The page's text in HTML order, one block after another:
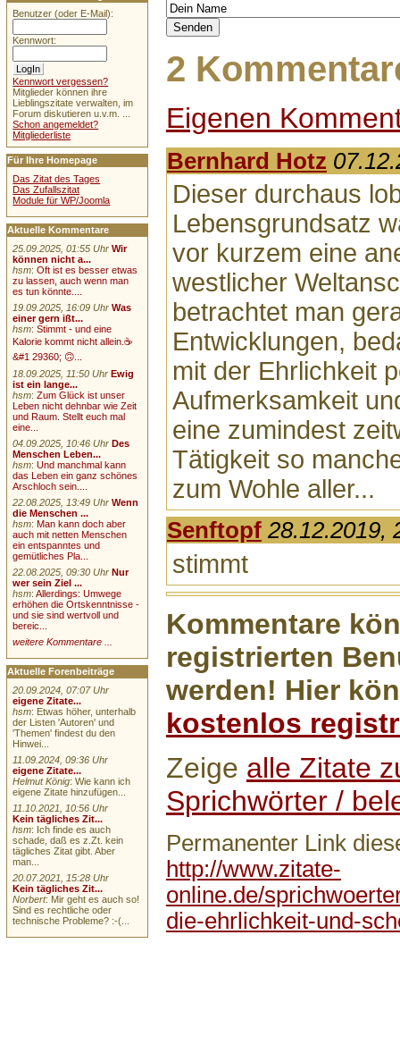
2
Eigenen
Bernhard Hotz
Dieser durchaus
Lebensgrundsatz
vor kurzem eine
westlicher
betrachtet man
Entwicklungen,
mit der Ehrlichkeit
Aufmerksamkeit
eine zumindest
Tätigkeit so
zum Wohle aller...
Senftopf 28.12.2019,
stimmt
Kommentare
registrierten
werden! Hier
kostenlos
Zeige alle Zitate
Sprichwörter /
Permanenter Link
http://www.zitate-
online.de/
die-ehrlichkeit-und-
Benutzer (oder E-Mail):
Kennwort:
Kennwort vergessen?
Mitglieder können ihre
Lieblingszitate verwalten, im
Forum diskutieren u.v.m. ...
Schon angemeldet?
Mitgliederliste
Für Ihre Homepage
Das Zitat des Tages
Das Zufallszitat
Module für WP/Joomla
Aktuelle Kommentare
25.09.2025, 01:55 Uhr Wir
können nicht a...
hsm:Oft ist es besser etwas
zu lassen, auch wenn man
es tun könnte....
19.09.2025, 16:09 Uhr Was
einer gern ißt...
hsm:Stimmt - und eine
Kalorie kommt nicht allein.☕
&#1 29360; 🙃...
18.09.2025, 11:50 Uhr Ewig
ist ein lange...
hsm:Zum Glück ist unser
Leben nicht dehnbar wie Zeit
und Raum. Stellt euch mal
eine...
04.09.2025, 10:46 Uhr Des
Menschen Leben...
hsm:Und manchmal kann
das Leben ein ganz schönes
Arschloch sein....
22.08.2025, 13:49 Uhr Wenn
die Menschen ...
hsm:Man kann doch aber
auch mit netten Menschen
ein entspanntes und
gemütliches Pla...
22.08.2025, 09:30 Uhr Nur
wer sein Ziel ...
hsm:Allerdings: Umwege
erhöhen die Ortskenntnisse -
und sie sind wertvoll und
bereic...
weitere Kommentare ...
Aktuelle Forenbeiträge
20.09.2024, 07:07 Uhr
eigene Zitate...
hsm: Etwas höher, unterhalb
der Listen 'Autoren' und
'Themen' findest du den
Hinwei...
11.09.2024, 09:36 Uhr
eigene Zitate...
Helmut König: Wie kann ich
eigene Zitate hinzufügen...
11.10.2021, 10:56 Uhr
Kein tägliches Zit...
hsm: Ich finde es auch
schade, daß es z.Zt. kein
tägliches Zitat gibt. Aber
man...
20.07.2021, 15:28 Uhr
Kein tägliches Zit...
Norbert: Mir geht es auch so!
Sind es rechtliche oder
technische Probleme? :-(...